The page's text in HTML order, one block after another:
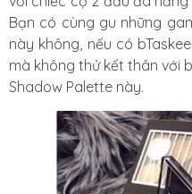
Bạn có cùng gu những
này không, nếu có
mà không thử kết thân với
Shadow Palette này.